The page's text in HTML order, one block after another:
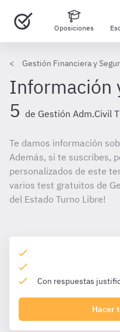
Oposiciones
Gestión Financiera y
Información
5 de Gestión Adm.Civil
Te damos información
Además, si te suscribes,
personalizados de este
varios test gratuitos de
del Estado Turno Libre!
Con respuestas
Hacer